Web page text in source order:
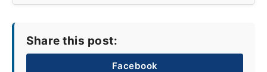
Share this post:
Facebook